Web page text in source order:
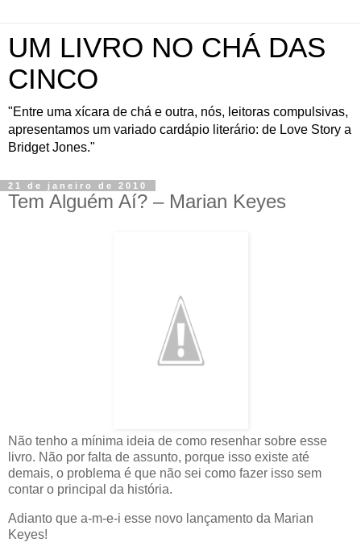
UM LIVRO NO CHÁ DAS
CINCO
"Entre uma xícara de chá e outra, nós, leitoras compulsivas,
apresentamos um variado cardápio literário: de Love Story a
Bridget Jones."
21 de janeiro de 2010
Tem Alguém Aí? – Marian Keyes
Não tenho a mínima ideia de como resenhar sobre esse
livro. Não por falta de assunto, porque isso existe até
demais, o problema é que não sei como fazer isso sem
contar o principal da história.
Adianto que a-m-e-i esse novo lançamento da Marian
Keyes!